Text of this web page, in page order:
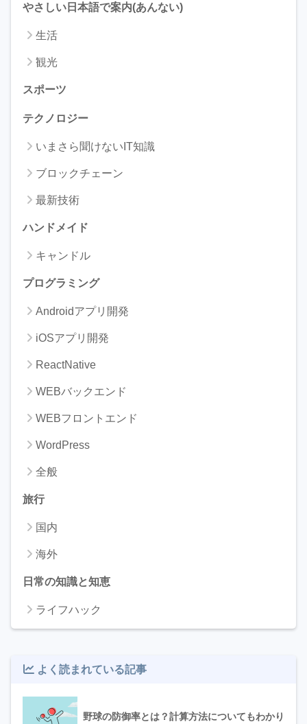
やさしい日本語で案内(あんない)
生活
観光
スポーツ
テクノロジー
いまさら聞けないIT知識
ブロックチェーン
最新技術
ハンドメイド
キャンドル
プログラミング
Androidアプリ開発
iOSアプリ開発
ReactNative
WEBバックエンド
WEBフロントエンド
WordPress
全般
旅行
国内
海外
日常の知識と知恵
ライフハック
よく読まれている記事
野球の防御率とは？計算方法についてもわかり